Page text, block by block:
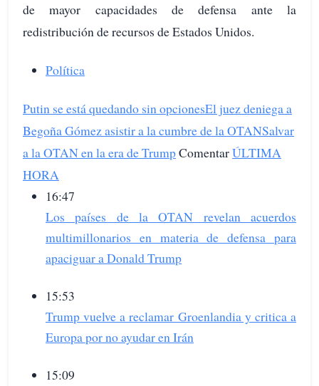
de mayor capacidades de defensa ante la
redistribución de recursos de Estados Unidos.
Política
Putin se está quedando sin opcionesEl juez deniega a
Begoña Gómez asistir a la cumbre de la OTANSalvar
a la OTAN en la era de TrumpComentarÚLTIMA
HORA
16:47
Los países de la OTAN revelan acuerdos
multimillonarios en materia de defensa para
apaciguar a Donald Trump
15:53
Trump vuelve a reclamar Groenlandia y critica a
Europa por no ayudar en Irán
15:09